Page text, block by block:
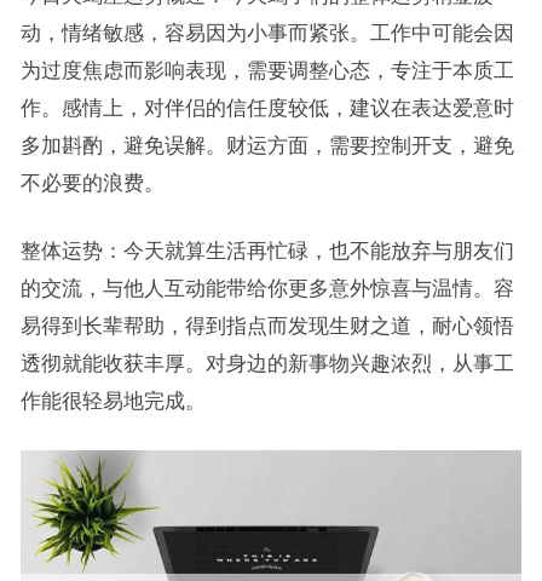
动，情绪敏感，容易因为小事而紧张。工作中可能会因
为过度焦虑而影响表现，需要调整心态，专注于本质工
作。感情上，对伴侣的信任度较低，建议在表达爱意时
多加斟酌，避免误解。财运方面，需要控制开支，避免
不必要的浪费。
整体运势：今天就算生活再忙碌，也不能放弃与朋友们
的交流，与他人互动能带给你更多意外惊喜与温情。容
易得到长辈帮助，得到指点而发现生财之道，耐心领悟
透彻就能收获丰厚。对身边的新事物兴趣浓烈，从事工
作能很轻易地完成。